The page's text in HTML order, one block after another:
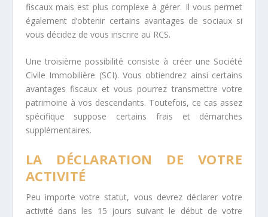
fiscaux mais est plus complexe à gérer. Il vous permet
également d’obtenir certains avantages de sociaux si
vous décidez de vous inscrire au RCS.
Une troisième possibilité consiste à créer une Société
Civile Immobilière (SCI). Vous obtiendrez ainsi certains
avantages fiscaux et vous pourrez transmettre votre
patrimoine à vos descendants. Toutefois, ce cas assez
spécifique suppose certains frais et démarches
supplémentaires.
LA DÉCLARATION DE VOTRE
ACTIVITÉ
Peu importe votre statut, vous devrez déclarer votre
activité dans les 15 jours suivant le début de votre